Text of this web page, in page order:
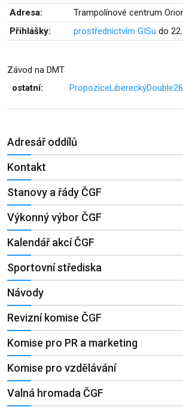
Adresa:
Trampolínové centrum
Přihlášky:
prostřednictvím GISu do
Závod na DMT
ostatní:
Adresář oddílů
Kontakt
Stanovy a řády ČGF
Výkonný výbor ČGF
Kalendář akcí ČGF
Sportovní střediska
Návody
Revizní komise ČGF
Komise pro PR a marketing
Komise pro vzdělávání
Valná hromada ČGF